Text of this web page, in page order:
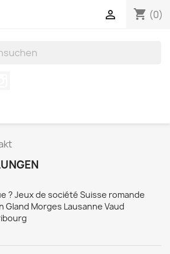
shopping_cart (0)

? Jeux de société Suisse romande
Gland Morges Lausanne Vaud